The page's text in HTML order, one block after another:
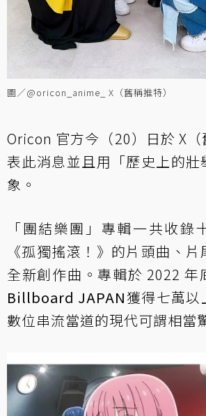
圖／@oricon_anime_ X（舊稱推特）
Oricon 官方今（20）日於 X
表此消息並且用「歷史上的
象。
「團結樂團」專輯一共收錄
《孤獨搖滾！》的片頭曲、
全新創作曲。專輯於 2022 年
Billboard JAPAN獲得七萬以
數位串流當道的現代可謂相當